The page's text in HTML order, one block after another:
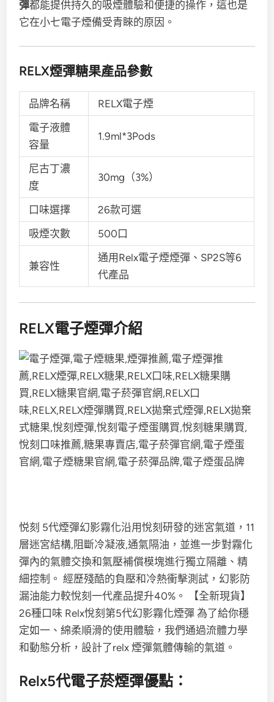
彈都能提供持久的吸煙體驗和便捷的操作，這也是
它在小七電子煙備受青睞的原因。
RELX煙彈糖果產品參數
品牌名稱
RELX電子煙
電子液體
容量
1.9ml*3Pods
尼古丁濃
度
30mg（3%）
口味選擇
26款可選
吸煙次數
500口
兼容性
通用Relx電子煙煙彈、SP2S等6
代產品
RELX電子煙彈介紹
悦刻 5代煙彈幻影霧化沿用悅刻研發的迷宮氣道，11
層迷宮結構,阻斷冷凝液,通氣隔油，並進一步對霧化
彈內的氣體交換和氣壓補償模塊進行獨立隔離、精
細控制。 經歷殘酷的負壓和冷熱衝擊測試，幻影防
漏油能力較悅刻一代產品提升40%。 【全新現貨】
26種口味 Relx悅刻第5代幻影霧化煙彈 為了給你穩
定如一、綿柔順滑的使用體驗，我們通過流體力學
和動態分析，設計了relx 煙彈氣體傳輸的氣道。
Relx5代電子菸煙彈優點：